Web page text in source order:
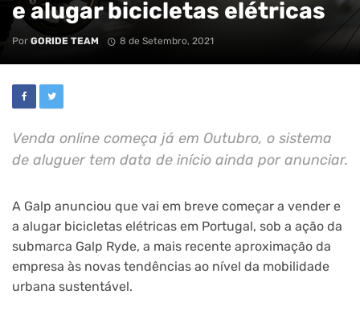
e alugar bicicletas elétricas
Por GORIDE TEAM 8 de Setembro, 2021
Venda online começa já em Outubro, o sistema
de aluguer tem data de início ainda por anunciar.
A Galp anunciou que vai em breve começar a vender e
a alugar bicicletas elétricas em Portugal, sob a ação da
submarca Galp Ryde, a mais recente aproximação da
empresa às novas tendências ao nível da mobilidade
urbana sustentável.